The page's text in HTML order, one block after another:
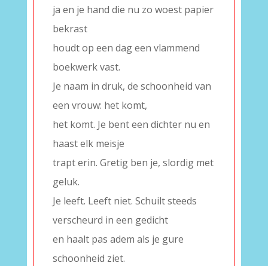
ja en je hand die nu zo woest papier
bekrast
houdt op een dag een vlammend
boekwerk vast.
Je naam in druk, de schoonheid van
een vrouw: het komt,
het komt. Je bent een dichter nu en
haast elk meisje
trapt erin. Gretig ben je, slordig met
geluk.
Je leeft. Leeft niet. Schuilt steeds
verscheurd in een gedicht
en haalt pas adem als je gure
schoonheid ziet.